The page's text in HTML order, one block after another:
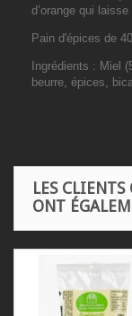
d’orange qui
Pain d'épices de
Ingrédients : Miel
beurre, épices,
LES
ONT